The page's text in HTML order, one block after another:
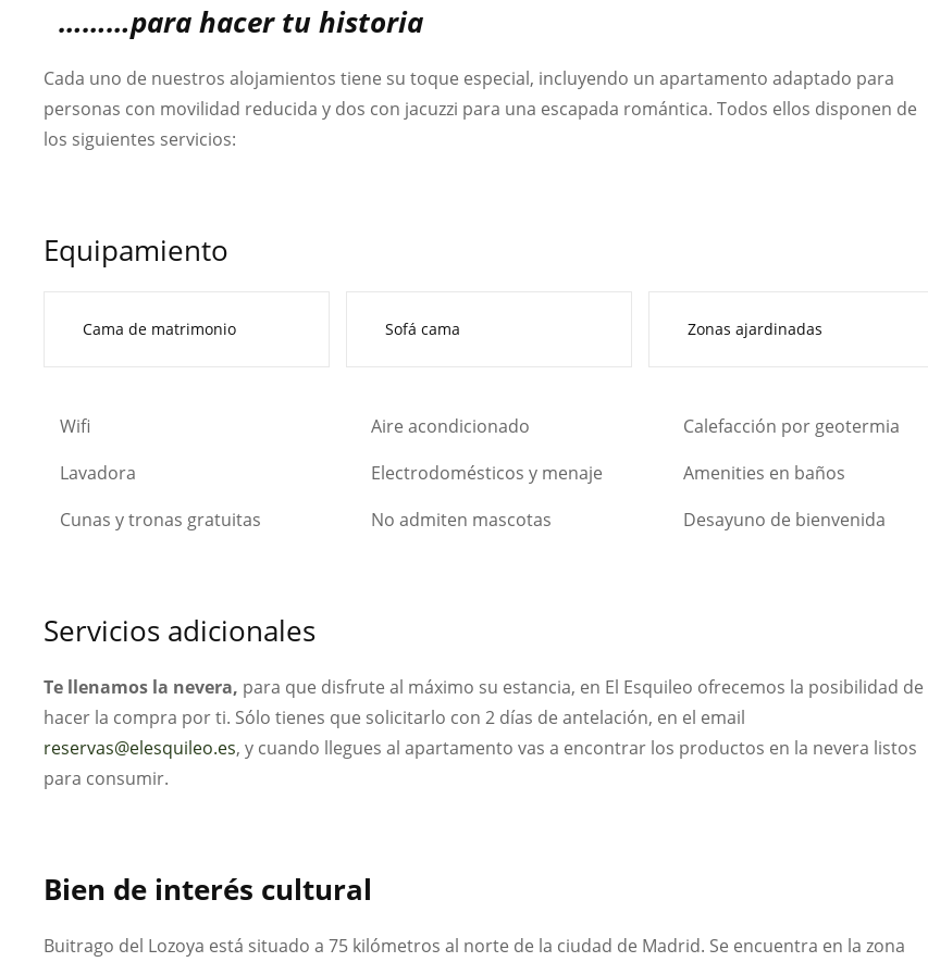
………para hacer tu historia
Cada uno de nuestros alojamientos tiene su toque especial, incluyendo un apartamento adaptado para
personas con movilidad reducida y dos con jacuzzi para una escapada romántica. Todos ellos disponen de
los siguientes servicios:
Equipamiento
Cama de matrimonio Sofá cama Zonas ajardinadas
Wifi Aire acondicionado
Calefacción por geotermia
Lavadora
Electrodomésticos y menaje
Amenities en baños
Cunas y tronas gratuitas
No admiten mascotas Desayuno de bienvenida
Servicios adicionales
Te llenamos la nevera, para que disfrute al máximo su estancia, en El Esquileo ofrecemos la posibilidad de
hacer la compra por ti. Sólo tienes que solicitarlo con 2 días de antelación, en el email
reservas@elesquileo.es, y cuando llegues al apartamento vas a encontrar los productos en la nevera listos
para consumir.
Bien de interés cultural
Buitrago del Lozoya está situado a 75 kilómetros al norte de la ciudad de Madrid. Se encuentra en la zona